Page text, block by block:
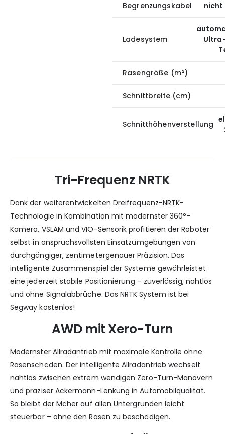
Begrenzungskabel
Ladesystem
Rasengröße (m²)
Schnittbreite (cm)
Schnitthöhenverstellung
Tri-Frequenz NRTK
Dank der weiterentwickelten Dreifrequenz-NRTK-
Technologie in Kombination mit modernster 360°-
Kamera, VSLAM und VIO-Sensorik profitieren der Roboter
selbst in anspruchsvollsten Einsatzumgebungen von
durchgängiger, zentimetergenauer Präzision. Das
intelligente Zusammenspiel der Systeme gewährleistet
eine jederzeit stabile Positionierung – zuverlässig, nahtlos
und ohne Signalabbrüche. Das NRTK System ist bei
Segway kostenlos!
AWD mit Xero-Turn
Modernster Allradantrieb mit maximale Kontrolle ohne
Rasenschäden. Der intelligente Allradantrieb wechselt
nahtlos zwischen extrem wendigen Zero-Turn-Manövern
und präziser Ackermann-Lenkung in Automobilqualität.
So bleibt der Mäher auf allen Untergründen leicht
steuerbar – ohne den Rasen zu beschädigen.